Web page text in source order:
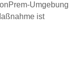
Umgebung
ist